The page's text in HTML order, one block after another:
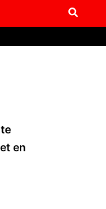
en